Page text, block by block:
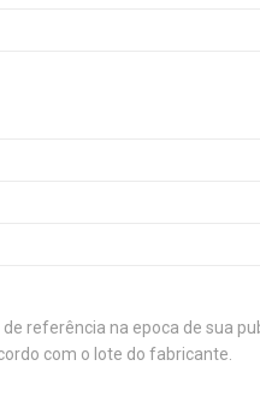
referência na epoca de sua
com o lote do fabricante.